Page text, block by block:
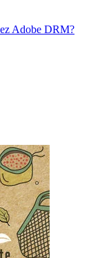
Adobe DRM?